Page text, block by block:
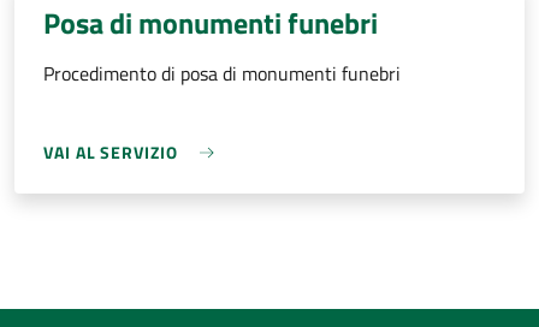
Posa di monumenti funebri
Procedimento di posa di monumenti funebri
VAI AL SERVIZIO